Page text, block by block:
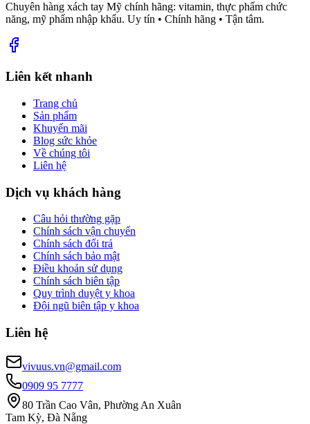
Chuyên hàng xách tay Mỹ chính hãng: vitamin, thực phẩm chức
năng, mỹ phẩm nhập khẩu. Uy tín • Chính hãng • Tận tâm.
Liên kết nhanh
Trang chủ
Sản phẩm
Khuyến mãi
Blog sức khỏe
Về chúng tôi
Liên hệ
Dịch vụ khách hàng
Câu hỏi thường gặp
Chính sách vận chuyển
Chính sách đổi trả
Chính sách bảo mật
Điều khoản sử dụng
Chính sách biên tập
Quy trình duyệt y khoa
Đội ngũ biên tập y khoa
Liên hệ
vivuus.vn@gmail.com
0909 95 7777
80 Trần Cao Vân, Phường An Xuân
Tam Kỳ, Đà Nẵng